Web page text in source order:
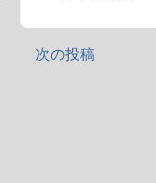
次の投稿